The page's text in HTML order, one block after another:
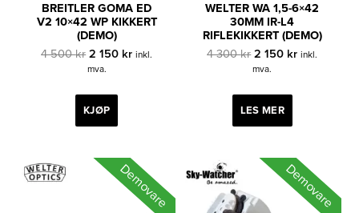
BREITLER GOMA ED
V2 10×42 WP KIKKERT
(DEMO)
4 500kr Opprinnelig
pris
4
500 kr.
2 150 krNåværende
inkl.
mva.
KJØP
WELTER WA 1,5-6×42
30MM IR-L4
RIFLEKIKKERT (DEMO)
4 300kr Opprinnelig
pris
4
300 kr.
2 150 krNåværende
inkl.
mva.
LES MER
Demovare Demovare